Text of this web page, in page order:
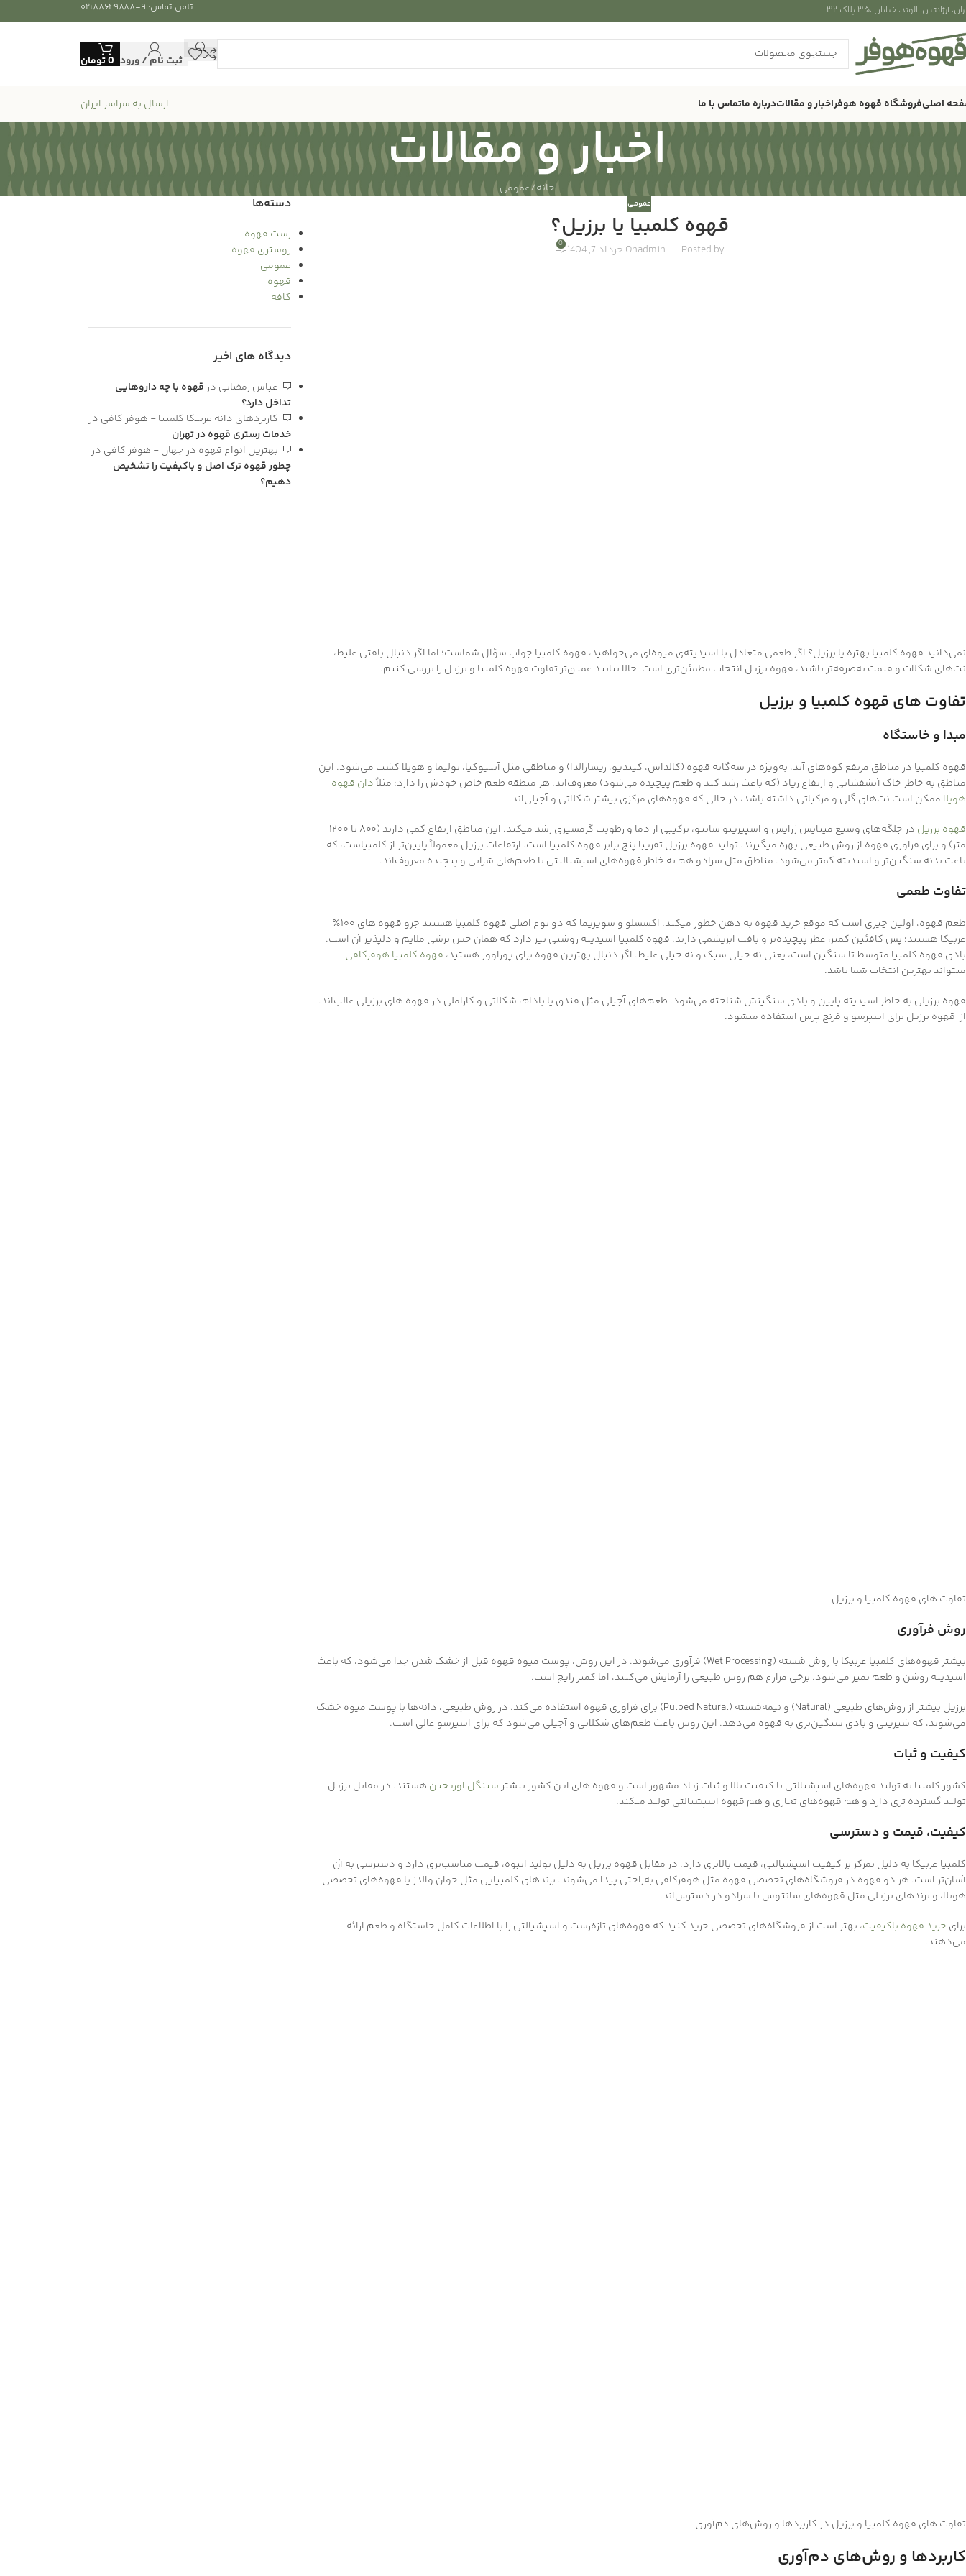
آرژانتین، الوند، خیابان ،۳۵ پلاک ۳۲ تلفن تماس: ۹-۰۲۱۸۸۶۴۹۸۸۸
ثبت نام / ورود 0تومان
اصلیفروشگاه قهوه هوفراخبار و مقالاتدرباره ماتماس با ما ارسال به سراسر ایران
اخبار و مقالات
خانه عمومی
عمومی
قهوه کلمبیا یا برزیل؟
Posted by
adminOn خرداد 7, 1404 0
نمی‌دانید قهوه کلمبیا بهتره یا برزیل؟ اگر طعمی متعادل با اسیدیته‌ی میوه‌ای می‌خواهید، قهوه کلمبیا جواب سؤال شماست؛ اما اگر دنبال بافتی غلیظ،
نت‌های شکلات و قیمت به‌صرفه‌تر باشید، قهوه برزیل انتخاب مطمئن‌تری است. حالا بیایید عمیق‌تر تفاوت قهوه کلمبیا و برزیل را بررسی کنیم.
تفاوت های قهوه کلمبیا و برزیل
مبدا و خاستگاه
قهوه کلمبیا در مناطق مرتفع کوه‌های آند، به‌ویژه در سه‌گانه قهوه (کالداس، کیندیو، ریسارالدا) و مناطقی مثل آنتیوکیا، تولیما و هویلا کشت می‌شود. این
مناطق به خاطر خاک آتشفشانی و ارتفاع زیاد (که باعث رشد کند و طعم پیچیده می‌شود) معروف‌اند. هر منطقه طعم خاص خودش را دارد: مثلاًدان قهوه
هویلا ممکن است نت‌های گلی و مرکباتی داشته باشد، در حالی که قهوه‌های مرکزی بیشتر شکلاتی و آجیلی‌اند.
قهوه برزیل
در جلگه‌های وسیع مینایس ژرایس و اسپیریتو سانتو، ترکیبی از دما و رطوبت گرمسیری رشد میکند. این مناطق ارتفاع کمی دارند (۸۰۰ تا ۱۲۰۰
متر) و برای فراوری قهوه از روش طبیعی بهره میگیرند. تولید قهوه برزیل تقریبا پنج برابر قهوه کلمبیا است. ارتفاعات برزیل معمولاً پایین‌تر از کلمبیاست، که
باعث بدنه سنگین‌تر و اسیدیته کمتر می‌شود. مناطق مثل سرادو هم به خاطر قهوه‌های اسپشیالیتی با طعم‌های شرابی و پیچیده معروف‌اند.
تفاوت طعمی
طعم قهوه، اولین چیزی است که موقع خرید قهوه به ذهن خطور میکند. اکسسلو و سوپریما که دو نوع اصلی قهوه کلمبیا هستند جزو قهوه های ۱۰۰٪
عربیکا هستند؛ پس کافئین کمتر، عطر پیچیده‌تر و بافت ابریشمی دارند. قهوه کلمبیا اسیدیته روشنی نیز دارد که همان حس ترشی ملایم و دلپذیر آن است.
بادی قهوه کلمبیا متوسط تا سنگین است، یعنی نه خیلی سبک و نه خیلی غلیظ. اگر دنبال بهترین قهوه برای پوراوور هستید، قهوه کلمبیا هوفرکافی
میتواند بهترین انتخاب شما باشد.
قهوه برزیلی به خاطر اسیدیته پایین و بادی سنگینش شناخته می‌شود. طعم‌های آجیلی مثل فندق یا بادام، شکلاتی و کاراملی در قهوه های برزیلی غالب‌اند.
از قهوه برزیل برای اسپرسو و فرنچ پرس استفاده میشود.
تفاوت های قهوه کلمبیا و برزیل
روش فرآوری
بیشتر قهوه‌های کلمبیا عربیکا با روش شسته (Wet Processing) فرآوری می‌شوند. در این روش، پوست میوه قهوه قبل از خشک شدن جدا می‌شود، که باعث
اسیدیته روشن و طعم تمیز می‌شود. برخی مزارع هم روش طبیعی را آزمایش می‌کنند، اما کمتر رایج است.
برزیل بیشتر از روش‌های طبیعی (Natural) و نیمه‌شسته (Pulped Natural) برای فراوری قهوه استفاده می‌کند. در روش طبیعی، دانه‌ها با پوست میوه خشک
می‌شوند، که شیرینی و بادی سنگین‌تری به قهوه می‌دهد. این روش باعث طعم‌های شکلاتی و آجیلی می‌شود که برای اسپرسو عالی است.
کیفیت و ثبات
کشور کلمبیا به تولید قهوه‌های اسپشیالتی با کیفیت بالا و ثبات زیاد مشهور است و قهوه های این کشور بیشتر سینگل اوریجین هستند. در مقابل برزیل
تولید گسترده تری دارد و هم قهوه‌های تجاری و هم قهوه اسپشیالتی تولید میکند.
کیفیت، قیمت و دسترسی
کلمبیا عربیکا به دلیل تمرکز بر کیفیت اسپشیالتی، قیمت بالاتری دارد. در مقابل قهوه برزیل به دلیل تولید انبوه، قیمت مناسب‌تری دارد و دسترسی به آن
آسان‌تر است. هر دو قهوه در فروشگاه‌های تخصصی قهوه مثل هوفرکافی به‌راحتی پیدا می‌شوند. برندهای کلمبیایی مثل خوان والدز یا قهوه‌های تخصصی
هویلا، و برندهای برزیلی مثل قهوه‌های سانتوس یا سرادو در دسترس‌اند.
برای خرید قهوه باکیفیت، بهتر است از فروشگاه‌های تخصصی خرید کنید که قهوه‌های تازه‌رست و اسپشیالتی را با اطلاعات کامل خاستگاه و طعم ارائه
می‌دهند.
تفاوت های قهوه کلمبیا و برزیل در کاربردها و روش‌های دم‌آوری
کاربردها و روش‌های دم‌آوری
دسته‌ها
رست قهوه
روستری قهوه
عمومی
قهوه
کافه
دیدگاه های اخیر
عباس رمضانی در قهوه با چه داروهایی
تداخل دارد؟
کاربردهای دانه عربیکا کلمبیا - هوفر کافی در
خدمات رستری قهوه در تهران
بهترین انواع قهوه در جهان - هوفر کافی در
چطور قهوه ترک اصل و باکیفیت را تشخیص
دهیم؟